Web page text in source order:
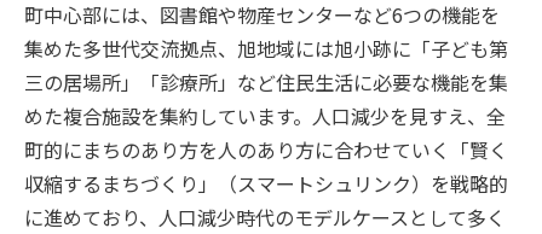
町中心部には、図書館や物産センターなど6つの機能を
集めた多世代交流拠点、旭地域には旭小跡に「子ども第
三の居場所」「診療所」など住民生活に必要な機能を集
めた複合施設を集約しています。人口減少を見すえ、全
町的にまちのあり方を人のあり方に合わせていく「賢く
収縮するまちづくり」（スマートシュリンク）を戦略的
に進めており、人口減少時代のモデルケースとして多く